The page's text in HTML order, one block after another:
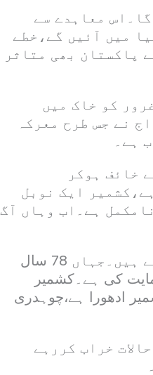
معاہدے سے
میں آئیں گے،خطے
پاکستان بھی متاثر
کو خاک میں
نے جس طرح معرکہ
ہے۔
خائف ہوکر
ایک نوبل
ہے۔اب وہاں آگ
انہوں نے کہا کہ فاروق عبداللہ کے بیان کی مذمت کرتے ہیں۔جہاں 78 سال
کی ہے۔کشمیر
ادھورا ہے،چوہدری
خراب کررہے